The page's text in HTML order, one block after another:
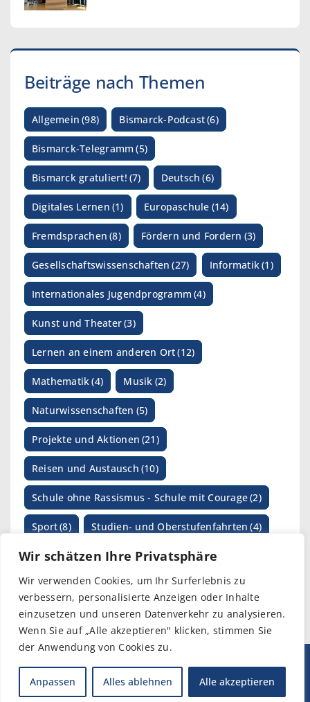
Wir schätzen Ihre Privatsphäre
Wir verwenden Cookies, um Ihr Surferlebnis zu
verbessern, personalisierte Anzeigen oder Inhalte
einzusetzen und unseren Datenverkehr zu analysieren.
Wenn Sie auf „Alle akzeptieren" klicken, stimmen Sie
der Anwendung von Cookies zu.
Anpassen Alles ablehnen Alle akzeptieren
Beiträge nach Themen
Allgemein (98) Bismarck-Podcast(6)
Bismarck-Telegramm (5)
Bismarck gratuliert! (7) Deutsch (6)
Digitales Lernen (1) Europaschule (14)
Fremdsprachen (8) Fördern und Fordern (3)
Gesellschaftswissenschaften (27) Informatik (1)
Internationales Jugendprogramm (4)
Kunst und Theater(3)
Lernen an einem anderen Ort(12)
Mathematik (4) Musik (2)
Naturwissenschaften (5)
Projekte und Aktionen (21)
Reisen und Austausch (10)
Schule ohne Rassismus - Schule mit Courage(2)
Sport(8) Studien- und Oberstufenfahrten (4)
SV-Arbeit(1) Wettbewerbe(17)
© 2026 I Bismarckschule Elmshorn
ImpressumIDatenschutz